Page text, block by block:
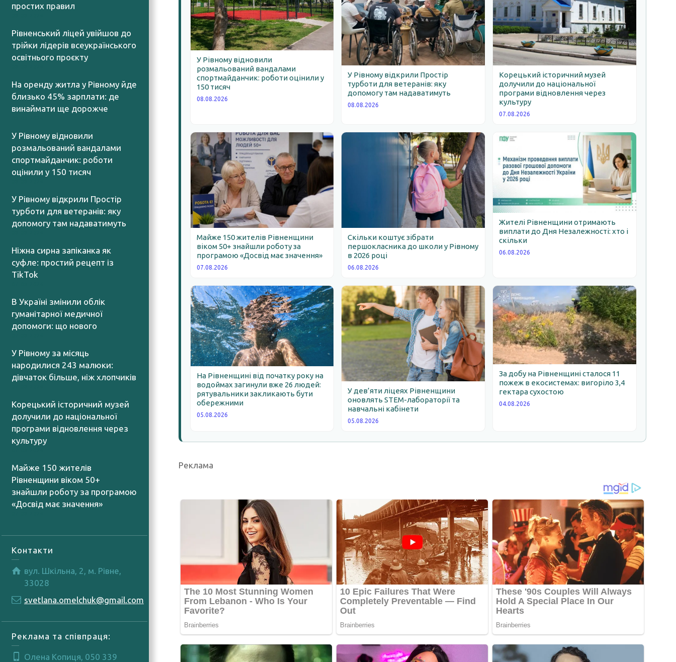
простих правил
Рівненський ліцей увійшов до
трійки лідерів всеукраїнського
освітнього проєкту
На оренду житла у Рівному йде
близько 45% зарплати: де
винаймати ще дорожче
У Рівному відновили
розмальований вандалами
спортмайданчик: роботи
оцінили у 150 тисяч
У Рівному відкрили Простір
турботи для ветеранів: яку
допомогу там надаватимуть
Ніжна сирна запіканка як
суфле: простий рецепт із
TikTok
В Україні змінили облік
гуманітарної медичної
допомоги: що нового
У Рівному за місяць
народилися 243 малюки:
дівчаток більше, ніж хлопчиків
Корецький історичний музей
долучили до національної
програми відновлення через
культуру
Майже 150 жителів
Рівненщини віком 50+
знайшли роботу за програмою
«Досвід має значення»
Контакти
вул. Шкільна, 2, м. Рівне,
33028
svetlana.omelchuk@gmail.com
Реклама та співпраця:
Олена Копиця, 050 339
У Рівному відновили
розмальований вандалами
спортмайданчик: роботи оцінили у
150 тисяч
08.08.2026
У Рівному відкрили Простір
турботи для ветеранів: яку
допомогу там надаватимуть
08.08.2026
Корецький історичний музей
долучили до національної
програми відновлення через
культуру
07.08.2026
Майже 150 жителів Рівненщини
віком 50+ знайшли роботу за
програмою «Досвід має значення»
07.08.2026
Скільки коштує зібрати
першокласника до школи у Рівному
в 2026 році
06.08.2026
Жителі Рівненщини отримають
виплати до Дня Незалежності: хто і
скільки
06.08.2026
На Рівненщині від початку року на
водоймах загинули вже 26 людей:
рятувальники закликають бути
обережними
05.08.2026
У дев’яти ліцеях Рівненщини
оновлять STEM-лабораторії та
навчальні кабінети
05.08.2026
За добу на Рівненщині сталося 11
пожеж в екосистемах: вигоріло 3,4
гектара сухостою
04.08.2026
Реклама